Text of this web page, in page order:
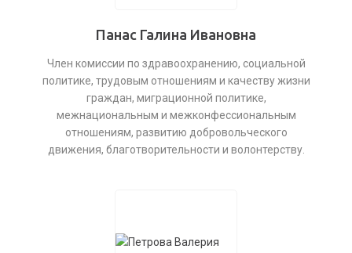
Панас Галина Ивановна
Член комиссии по здравоохранению, социальной
политике, трудовым отношениям и качеству жизни
граждан, миграционной политике,
межнациональным и межконфессиональным
отношениям, развитию добровольческого
движения, благотворительности и волонтерству.